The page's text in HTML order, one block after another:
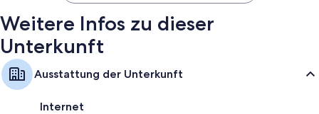
Weitere Infos zu dieser
Unterkunft
Ausstattung der Unterkunft
Internet